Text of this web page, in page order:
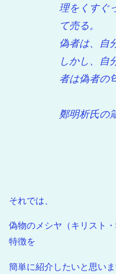
理をくすぐ
て売る。
偽者は、自
しかし、自
者は偽者の
鄭明析氏の
それでは、
偽物のメシヤ（キリスト
特徴を
簡単に紹介したいと思いま